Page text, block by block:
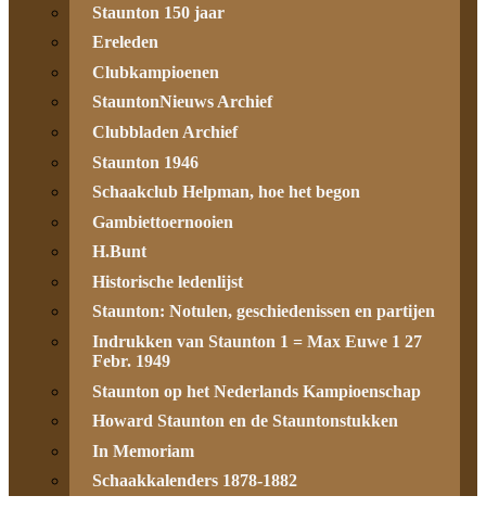
Staunton 150 jaar
Ereleden
Clubkampioenen
StauntonNieuws Archief
Clubbladen Archief
Staunton 1946
Schaakclub Helpman, hoe het begon
Gambiettoernooien
H.Bunt
Historische ledenlijst
Staunton: Notulen, geschiedenissen en partijen
Indrukken van Staunton 1 = Max Euwe 1 27
Febr. 1949
Staunton op het Nederlands Kampioenschap
Howard Staunton en de Stauntonstukken
In Memoriam
Schaakkalenders 1878-1882